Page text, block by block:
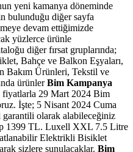
yeni kamanya döneminde
bulunduğu diğer sayfa
devam ettiğimizde
yüzlerce ürünle
diğer fırsat gruplarında;
Bahçe ve Balkon Eşyaları,
Bakım Ürünleri, Tekstil ve
ürünlerBim Kampanya
fiyatlarla 29 Mart 2024 Bim
İşte; 5 Nisant 2024 Cuma
garantili olarak alabileceğiniz
1399 TL. Luxell XXL 7.5 Litre
Elektrikli Bisiklet
sizlere sunulacaklar. Bim